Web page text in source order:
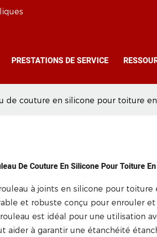
PRESTATIONS DE SERVICE
de couture en silicone pour toiture
De Couture En Silicone Pour Toiture
à joints en silicone pour
et robuste conçu pour enrouler
est idéal pour une utilisation
aider à garantir une étanchéité